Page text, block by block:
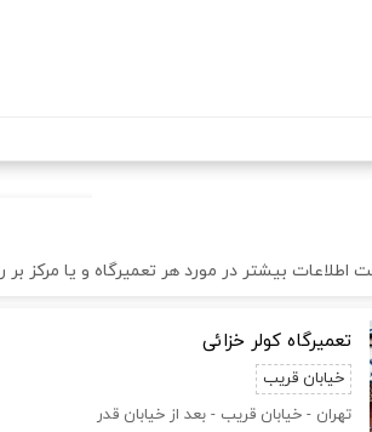
تعمیرگاه کولر خزائی
خیابان قریب
تهران - خیابان قریب - بعد از خیابان قدر